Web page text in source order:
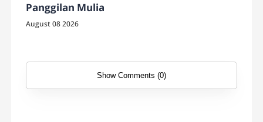
Panggilan Mulia
August 08 2026
Show Comments (0)